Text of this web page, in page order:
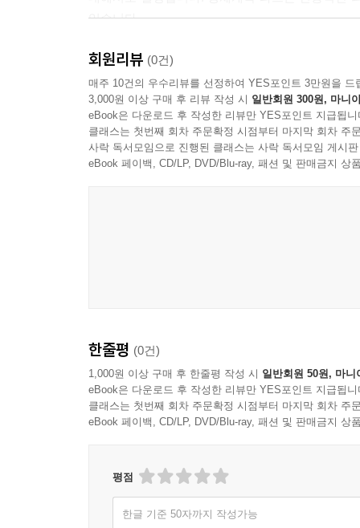
8. 하이브리드 시스템
10. 요약 및 결론
05-4 DICOM
1. 디지털 의료영상 개요
2. 디지털 의료 영상 데이터 및 정보 표준
3. 의료분야 인공지능을 지원하는 오픈데이터베이
1. 분야 소개
2. 바이오칩의 원리
3. 바이오칩의 응용
4. 요약: 바이오칩 기술의 미래 전망
1. 생체고체역학과 생체유체역학의 분야 소개
2. 생체고체역학과 생체유체역학의 기본 개념
3. 생체고체역학과 생체유체역학의 응용
있습니다.
5장 의료영상은 6장 바이오광학과 함께 학습하
학습량이 많으므로 의료영상 과목에서 참고용 교
내용을 다루고 있습니다.
8장 생체고체역학 및 유체역학은 9장 재활공학과
인체의 고체역학과 혈류와 관련된 유체역학을 설
가능한 이해하기 쉬우면서도 알찬 교과서를 출간
도서가 되길 바랍니다.
2025년 2월
회원리뷰 (0건)
매주 10건의 우수리뷰를 선정하여 YES포인트 3만원을 드
3,000원 이상 구매 후 리뷰 작성 시 일반회원 300원, 마니
eBook은 다운로드 후 작성한 리뷰만 YES포인트 지급됩니
클래스는 첫번째 회차 주문확정 시점부터 마지막 회차 주
사락 독서모임으로 진행된 클래스는 사락 독서모임 게시
eBook 페이백, CD/LP, DVD/Blu-ray, 패션 및 판매금지 상
한줄평 (0건)
1,000원 이상 구매 후 한줄평 작성 시 일반회원 50원, 마니
eBook은 다운로드 후 작성한 리뷰만 YES포인트 지급됩니
클래스는 첫번째 회차 주문확정 시점부터 마지막 회차 주
eBook 페이백, CD/LP, DVD/Blu-ray, 패션 및 판매금지 상
평점
한글 기준 50자까지 작성가능